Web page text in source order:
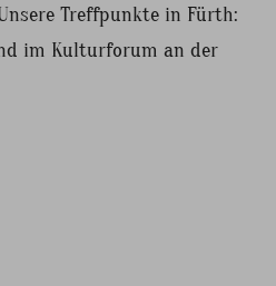
Treffpunkte in Fürth:
im Kulturforum an der